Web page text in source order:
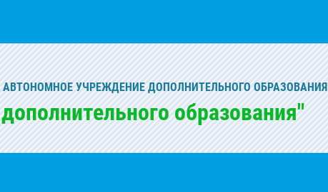
УЧРЕЖДЕНИЕ ДОПОЛНИТЕЛЬНОГО ОБРАЗОВАНИЯ
образования"